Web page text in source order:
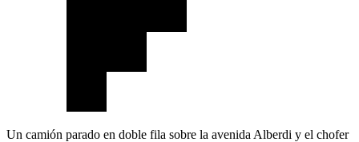
Un camión parado en doble fila sobre la avenida Alberdi y el chofer